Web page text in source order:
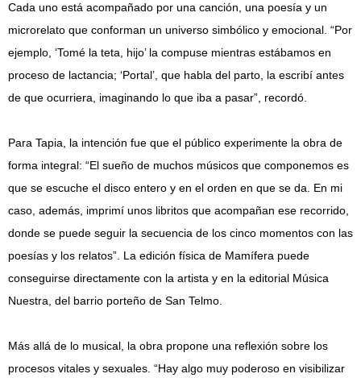
Cada uno está acompañado por una canción, una poesía y un
microrelato que conforman un universo simbólico y emocional. “Por
ejemplo, ‘Tomé la teta, hijo’ la compuse mientras estábamos en
proceso de lactancia; ‘Portal’, que habla del parto, la escribí antes
de que ocurriera, imaginando lo que iba a pasar”, recordó.
Para Tapia, la intención fue que el público experimente la obra de
forma integral: “El sueño de muchos músicos que componemos es
que se escuche el disco entero y en el orden en que se da. En mi
caso, además, imprimí unos libritos que acompañan ese recorrido,
donde se puede seguir la secuencia de los cinco momentos con las
poesías y los relatos”. La edición física de Mamífera puede
conseguirse directamente con la artista y en la editorial Música
Nuestra, del barrio porteño de San Telmo.
Más allá de lo musical, la obra propone una reflexión sobre los
procesos vitales y sexuales. “Hay algo muy poderoso en visibilizar